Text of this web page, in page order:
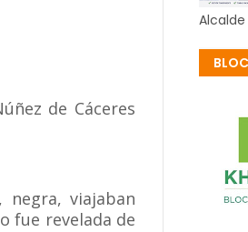
de Cáceres
negra, viajaban
fue revelada de